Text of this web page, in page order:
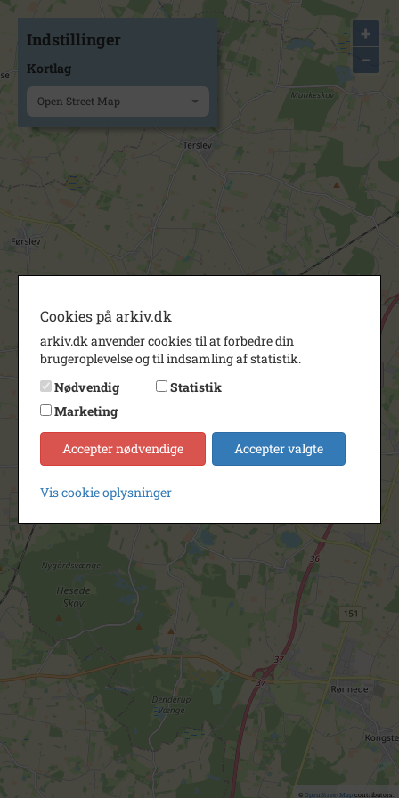
+
−
© OpenStreetMapcontributors.
Indstillinger
Kortlag
Open Street Map
Cookies på arkiv.dk
arkiv.dk anvender cookies til at forbedre din
brugeroplevelse og til indsamling af statistik.
Nødvendig
Statistik
Marketing
Accepter nødvendige Accepter valgte
Vis cookie oplysninger